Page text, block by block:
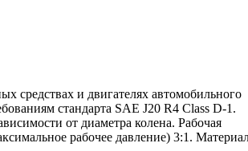
средствах и двигателях автомобильного
стандарта SAE J20 R4 Class D-1.
от диаметра колена. Рабочая
рабочее давление) 3:1.